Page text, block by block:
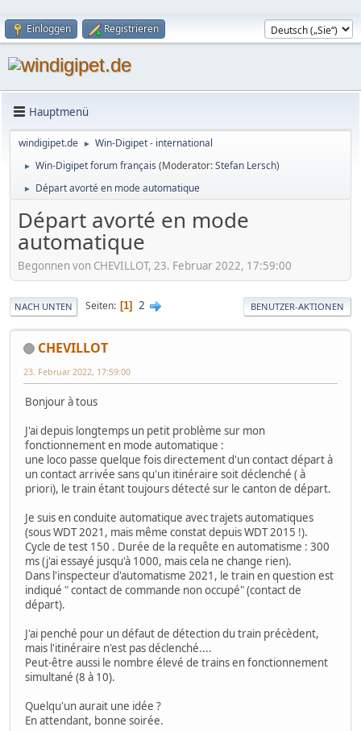
Einloggen Registrieren
Hauptmenü
windigipet.de ► Win-Digipet - international
► Win-Digipet forum français (Moderator:Stefan Lersch)
► Départ avorté en mode automatique
Départ avorté en mode
automatique
Begonnen von CHEVILLOT, 23. Februar 2022, 17:59:00
NACH UNTEN Seiten 1 2 BENUTZER-AKTIONEN
CHEVILLOT
23. Februar 2022, 17:59:00
Bonjour à tous
J'ai depuis longtemps un petit problème sur mon
fonctionnement en mode automatique :
une loco passe quelque fois directement d'un contact départ à
un contact arrivée sans qu'un itinéraire soit déclenché ( à
priori), le train étant toujours détecté sur le canton de départ.
Je suis en conduite automatique avec trajets automatiques
(sous WDT 2021, mais même constat depuis WDT 2015 !).
Cycle de test 150 . Durée de la requête en automatisme : 300
ms (j'ai essayé jusqu'à 1000, mais cela ne change rien).
Dans l'inspecteur d'automatisme 2021, le train en question est
indiqué " contact de commande non occupé" (contact de
départ).
J'ai penché pour un défaut de détection du train précèdent,
mais l'itinéraire n'est pas déclenché....
Peut-être aussi le nombre élevé de trains en fonctionnement
simultané (8 à 10).
Quelqu'un aurait une idée ?
En attendant, bonne soirée.